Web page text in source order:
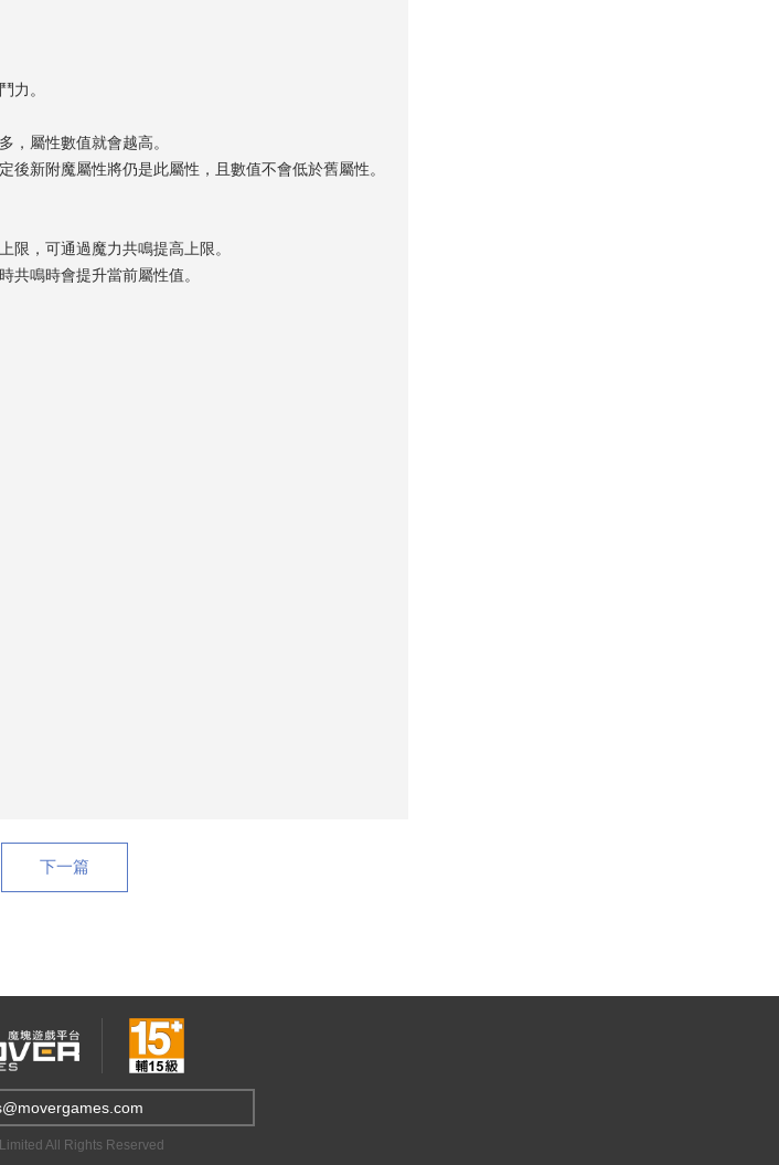
力。
屬性數值就會越高。
新附魔屬性將仍是此屬性，且數值不會低於舊屬性。
，可通過魔力共鳴提高上限。
鳴時會提升當前屬性值。
下一篇
All Rights Reserved